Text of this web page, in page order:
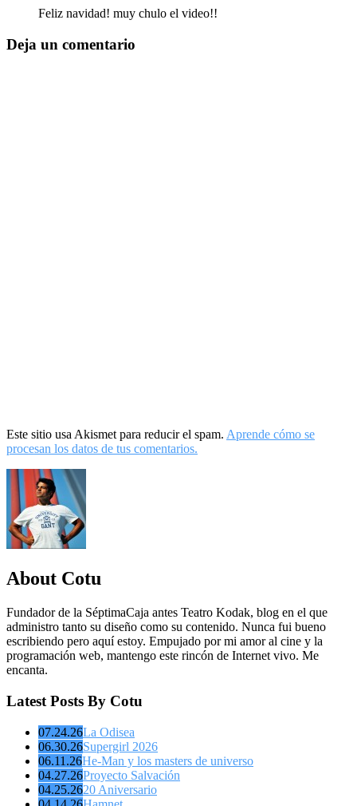
Feliz navidad! muy chulo el video!!
Deja un comentario
Este sitio usa Akismet para reducir el spam. Aprende cómo se
procesan los datos de tus comentarios.
About Cotu
Fundador de la SéptimaCaja antes Teatro Kodak, blog en el que
administro tanto su diseño como su contenido. Nunca fui bueno
escribiendo pero aquí estoy. Empujado por mi amor al cine y la
programación web, mantengo este rincón de Internet vivo. Me
encanta.
Latest Posts By Cotu
07.24.26La Odisea
06.30.26Supergirl 2026
06.11.26He-Man y los masters de universo
04.27.26Proyecto Salvación
04.25.2620 Aniversario